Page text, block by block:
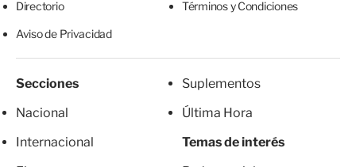
Directorio Términos y Condiciones
Aviso de Privacidad
Secciones
Nacional
Internacional
Suplementos
Última Hora
Temas de interés